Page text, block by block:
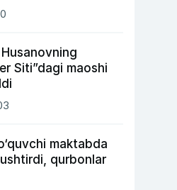
Siti”dagi maoshi
maktabda
qurbonlar